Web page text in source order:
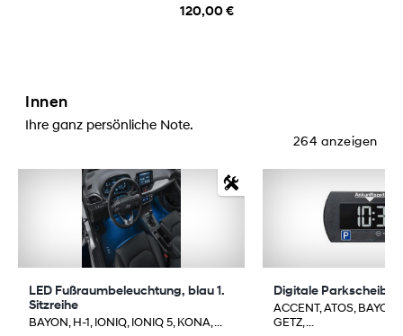
120,00 €
Innen
Ihre ganz persönliche Note.
264 anzeigen
LED Fußraumbeleuchtung, blau 1.
Sitzreihe
BAYON, H-1, IONIQ, IONIQ 5, KONA, ...
Digitale
ACCENT, ATOS,
GETZ, ...